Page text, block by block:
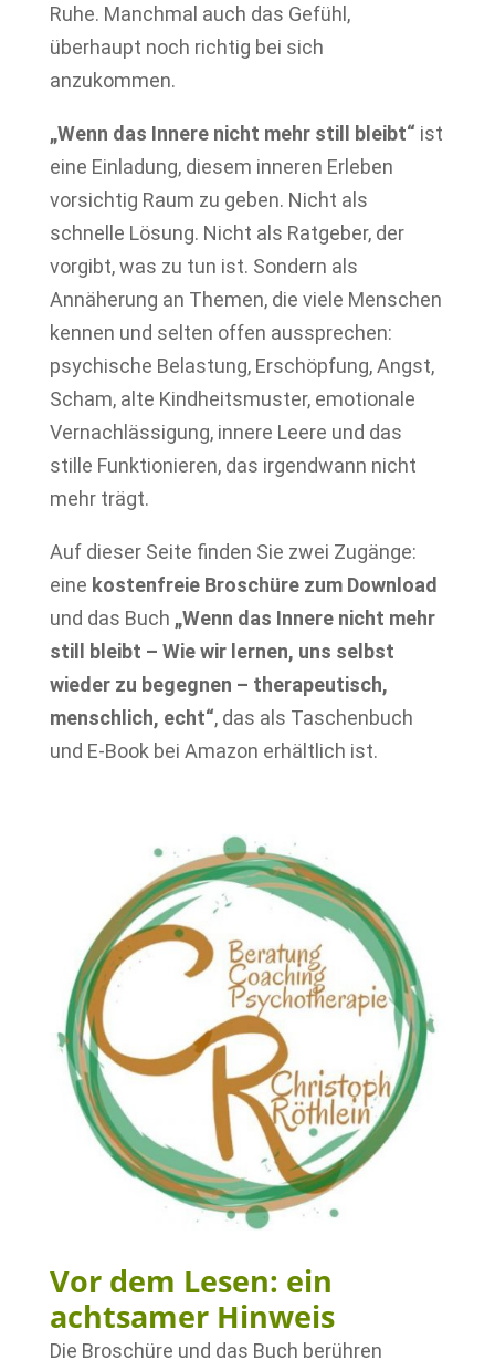
Ruhe. Manchmal auch das Gefühl,
überhaupt noch richtig bei sich
anzukommen.
„Wenn das Innere nicht mehr still bleibt“ ist
eine Einladung, diesem inneren Erleben
vorsichtig Raum zu geben. Nicht als
schnelle Lösung. Nicht als Ratgeber, der
vorgibt, was zu tun ist. Sondern als
Annäherung an Themen, die viele Menschen
kennen und selten offen aussprechen:
psychische Belastung, Erschöpfung, Angst,
Scham, alte Kindheitsmuster, emotionale
Vernachlässigung, innere Leere und das
stille Funktionieren, das irgendwann nicht
mehr trägt.
Auf dieser Seite finden Sie zwei Zugänge:
eine kostenfreie Broschüre zum Download
und das Buch „Wenn das Innere nicht mehr
still bleibt – Wie wir lernen, uns selbst
wieder zu begegnen – therapeutisch,
menschlich, echt“, das als Taschenbuch
und E-Book bei Amazon erhältlich ist.
Vor dem Lesen: ein
achtsamer Hinweis
Die Broschüre und das Buch berühren